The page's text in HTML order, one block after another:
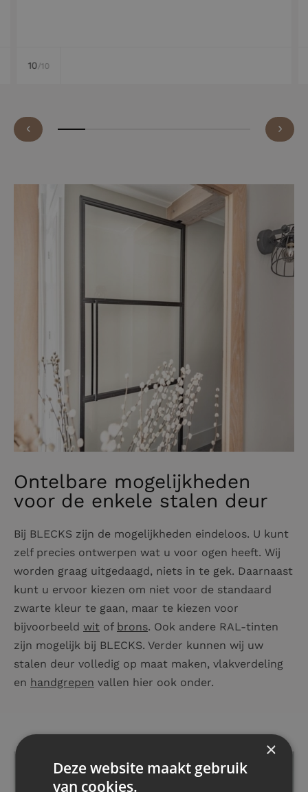
10/10
Ontelbare mogelijkheden
voor de enkele stalen deur
Bij BLECKS zijn de mogelijkheden eindeloos. U kunt
zelf precies ontwerpen wat u voor ogen heeft. Wij
worden graag uitgedaagd, niets in te gek. Daarnaast
kunt u ervoor kiezen om niet voor de standaard
zwarte kleur te gaan, maar te kiezen voor
bijvoorbeeld wit of brons. Ook andere RAL-tinten
zijn mogelijk bij BLECKS. Verder kunnen wij uw
stalen deur volledig op maat maken, vlakverdeling
en handgrepen vallen hier ook onder.
×
Deze website maakt gebruik
van cookies.